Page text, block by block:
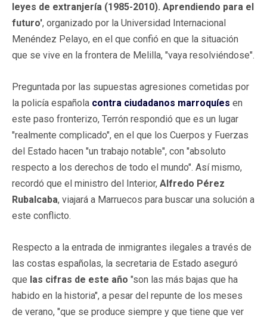
leyes de extranjería (1985-2010). Aprendiendo para el
futuro', organizado por la Universidad Internacional
Menéndez Pelayo, en el que confió en que la situación
que se vive en la frontera de Melilla, "vaya resolviéndose".
Preguntada por las supuestas agresiones cometidas por
la policía española contra ciudadanos marroquíes en
este paso fronterizo, Terrón respondió que es un lugar
"realmente complicado", en el que los Cuerpos y Fuerzas
del Estado hacen "un trabajo notable", con "absoluto
respecto a los derechos de todo el mundo". Así mismo,
recordó que el ministro del Interior, Alfredo Pérez
Rubalcaba, viajará a Marruecos para buscar una solución a
este conflicto.
Respecto a la entrada de inmigrantes ilegales a través de
las costas españolas, la secretaria de Estado aseguró
que las cifras de este año "son las más bajas que ha
habido en la historia", a pesar del repunte de los meses
de verano, "que se produce siempre y que tiene que ver